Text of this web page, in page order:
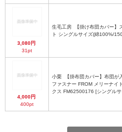
3,080円
31pt
生毛工房
ト シングルサイズ(綿100%/
4,000円
400pt
小栗
ファスナー FROM メリーナイ
クス FM62500176 [シングルサ